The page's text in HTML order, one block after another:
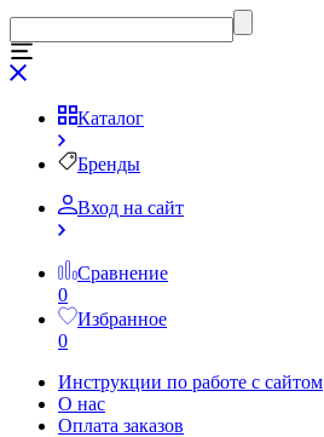
Каталог
Бренды
Вход на сайт
Сравнение
0
Избранное
0
Инструкции по работе с сайтом
О нас
Оплата заказов